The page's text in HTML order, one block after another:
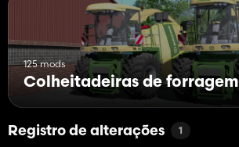
125 mods
Colheitadeiras de forragem
Registro de alterações 1